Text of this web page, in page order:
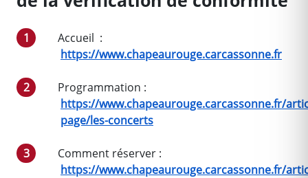
Accueil :
https://www.chapeaurouge.carcassonne.fr
Programmation :
https://www.chapeaurouge.carcassonne.fr/
page/les-concerts
Comment réserver :
https://www.chapeaurouge.carcassonne.fr/